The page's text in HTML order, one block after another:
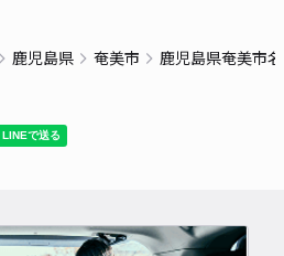
鹿児島県 奄美市 鹿児島県奄美市